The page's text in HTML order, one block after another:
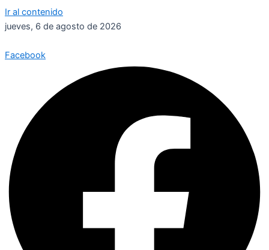
Ir al contenido
jueves, 6 de agosto de 2026
Facebook